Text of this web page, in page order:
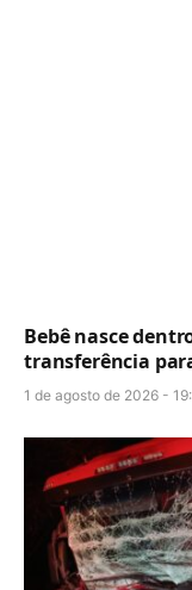
Bebê nasce
transferência
1 de agosto de 2026 -